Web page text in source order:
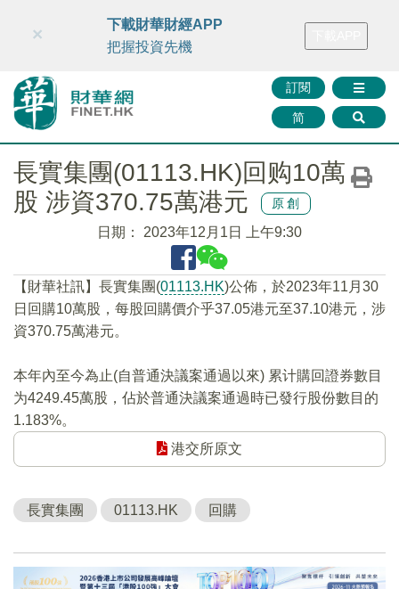
財華智庫網 FINTV FINMETA 財華證券 媒體矩陣
訂閱
简
×
下載財華財經APP
把握投資先機
長實集團(01113.HK)回购10萬
股 涉資370.75萬港元
原創
日期： 2023年12月1日 上午9:30
【財華社訊】長實集團(01113.HK)公佈，於2023年11月30
日回購10萬股，每股回購價介乎37.05港元至37.10港元，涉
資370.75萬港元。
本年內至今為止(自普通決議案通過以來) 累计購回證券數目
为4249.45萬股，佔於普通決議案通過時已發行股份數目的
1.183%。
港交所原文
長實集團 01113.HK 回購